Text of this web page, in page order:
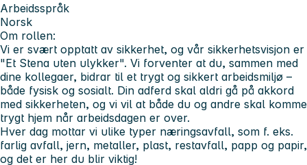
Arbeidsspråk
Norsk
Om rollen:
Vi er svært opptatt av sikkerhet, og vår sikkerhetsvisjon er
"Et Stena uten ulykker". Vi forventer at du, sammen med
dine kollegaer, bidrar til et trygt og sikkert arbeidsmiljø –
både fysisk og sosialt. Din adferd skal aldri gå på akkord
med sikkerheten, og vi vil at både du og andre skal komme
trygt hjem når arbeidsdagen er over.
Hver dag mottar vi ulike typer næringsavfall, som f. eks.
farlig avfall, jern, metaller, plast, restavfall, papp og papir,
og det er her du blir viktig!